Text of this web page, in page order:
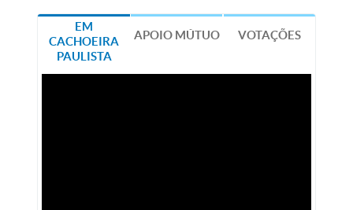
EM
CACHOEIRA
PAULISTA
APOIO MÚTUO VOTAÇÕES